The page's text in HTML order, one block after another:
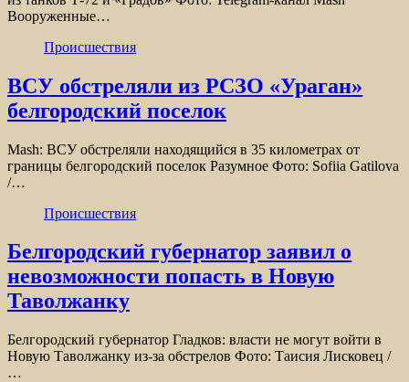
Вооруженные…
Происшествия
ВСУ обстреляли из РСЗО «Ураган»
белгородский поселок
Mash: ВСУ обстреляли находящийся в 35 километрах от
границы белгородский поселок Разумное Фото: Sofiia Gatilova
/…
Происшествия
Белгородский губернатор заявил о
невозможности попасть в Новую
Таволжанку
Белгородский губернатор Гладков: власти не могут войти в
Новую Таволжанку из-за обстрелов Фото: Таисия Лисковец /
…